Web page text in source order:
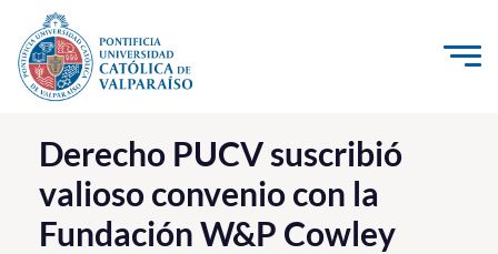
Click acá para ir directamente al contenido
La Universidad
Investigación, Creación e Innovación
PUCV Internacional
Derecho PUCV suscribió
valioso convenio con la
Fundación W&P Cowley